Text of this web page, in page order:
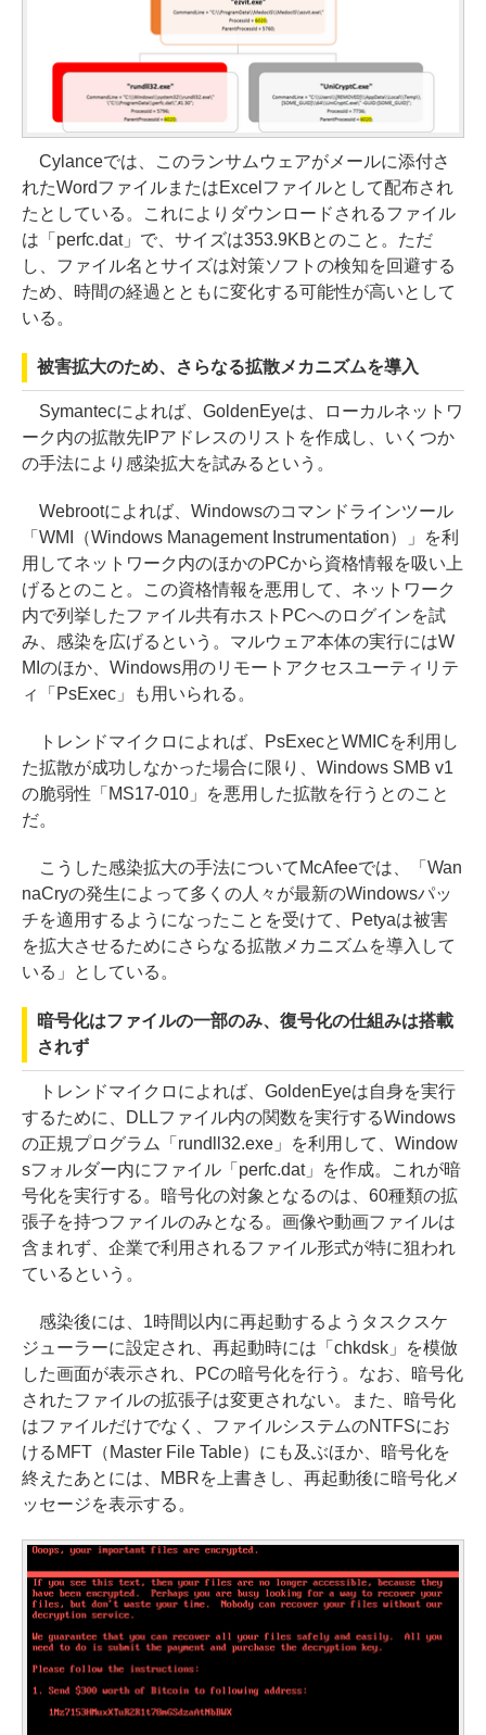
Cylanceでは、このランサムウェアがメールに添付さ
れたWordファイルまたはExcelファイルとして配布され
たとしている。これによりダウンロードされるファイル
は「perfc.dat」で、サイズは353.9KBとのこと。ただ
し、ファイル名とサイズは対策ソフトの検知を回避する
ため、時間の経過とともに変化する可能性が高いとして
いる。
被害拡大のため、さらなる拡散メカニズムを導入
Symantecによれば、GoldenEyeは、ローカルネットワ
ーク内の拡散先IPアドレスのリストを作成し、いくつか
の手法により感染拡大を試みるという。
Webrootによれば、Windowsのコマンドラインツール
「WMI（Windows Management Instrumentation）」を利
用してネットワーク内のほかのPCから資格情報を吸い上
げるとのこと。この資格情報を悪用して、ネットワーク
内で列挙したファイル共有ホストPCへのログインを試
み、感染を広げるという。マルウェア本体の実行にはW
MIのほか、Windows用のリモートアクセスユーティリテ
ィ「PsExec」も用いられる。
トレンドマイクロによれば、PsExecとWMICを利用し
た拡散が成功しなかった場合に限り、Windows SMB v1
の脆弱性「MS17-010」を悪用した拡散を行うとのこと
だ。
こうした感染拡大の手法についてMcAfeeでは、「Wan
naCryの発生によって多くの人々が最新のWindowsパッ
チを適用するようになったことを受けて、Petyaは被害
を拡大させるためにさらなる拡散メカニズムを導入して
いる」としている。
暗号化はファイルの一部のみ、復号化の仕組みは搭載
されず
トレンドマイクロによれば、GoldenEyeは自身を実行
するために、DLLファイル内の関数を実行するWindows
の正規プログラム「rundll32.exe」を利用して、Window
sフォルダー内にファイル「perfc.dat」を作成。これが暗
号化を実行する。暗号化の対象となるのは、60種類の拡
張子を持つファイルのみとなる。画像や動画ファイルは
含まれず、企業で利用されるファイル形式が特に狙われ
ているという。
感染後には、1時間以内に再起動するようタスクスケ
ジューラーに設定され、再起動時には「chkdsk」を模倣
した画面が表示され、PCの暗号化を行う。なお、暗号化
されたファイルの拡張子は変更されない。また、暗号化
はファイルだけでなく、ファイルシステムのNTFSにお
けるMFT（Master File Table）にも及ぶほか、暗号化を
終えたあとには、MBRを上書きし、再起動後に暗号化メ
ッセージを表示する。